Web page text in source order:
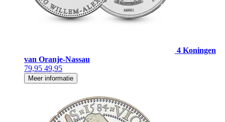
4 Koningen
van Oranje-Nassau
79,95 49,95
Meer informatie